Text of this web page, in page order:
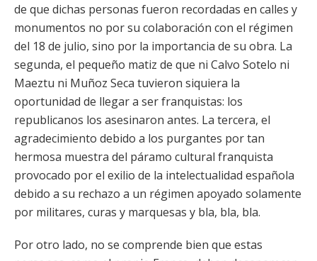
de que dichas personas fueron recordadas en calles y
monumentos no por su colaboración con el régimen
del 18 de julio, sino por la importancia de su obra. La
segunda, el pequeño matiz de que ni Calvo Sotelo ni
Maeztu ni Muñoz Seca tuvieron siquiera la
oportunidad de llegar a ser franquistas: los
republicanos los asesinaron antes. La tercera, el
agradecimiento debido a los purgantes por tan
hermosa muestra del páramo cultural franquista
provocado por el exilio de la intelectualidad española
debido a su rechazo a un régimen apoyado solamente
por militares, curas y marquesas y bla, bla, bla.
Por otro lado, no se comprende bien que estas